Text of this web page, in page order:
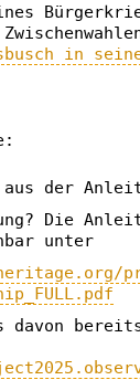
in
der
Die
unter
davon